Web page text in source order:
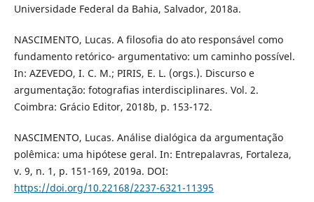
Universidade Federal da Bahia, Salvador, 2018a.
NASCIMENTO, Lucas. A filosofia do ato responsável como
fundamento retórico- argumentativo: um caminho possível.
In: AZEVEDO, I. C. M.; PIRIS, E. L. (orgs.). Discurso e
argumentação: fotografias interdisciplinares. Vol. 2.
Coimbra: Grácio Editor, 2018b, p. 153-172.
NASCIMENTO, Lucas. Análise dialógica da argumentação
polêmica: uma hipótese geral. In: Entrepalavras, Fortaleza,
v. 9, n. 1, p. 151-169, 2019a. DOI:
https://doi.org/10.22168/2237-6321-11395